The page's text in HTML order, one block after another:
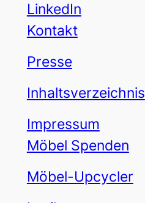
LinkedIn
Kontakt
Presse
Inhaltsverzeichnis
Impressum
Möbel Spenden
Möbel-Upcycler